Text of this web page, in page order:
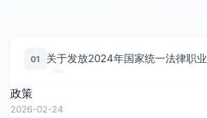
01 关于发放2024年国家统一法律职
政策
2026-02-24